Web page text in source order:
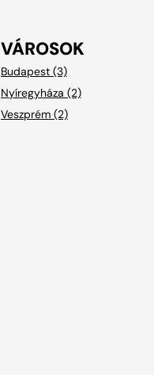
VÁROSOK
Budapest (3)
Nyíregyháza (2)
Veszprém (2)